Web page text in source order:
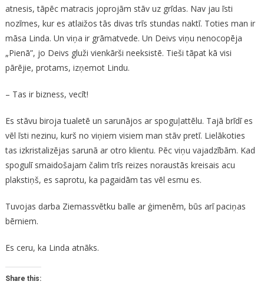
atnesis, tāpēc matracis joprojām stāv uz grīdas. Nav jau īsti
nozīmes, kur es atlaižos tās divas trīs stundas naktī. Toties man ir
māsa Linda. Un viņa ir grāmatvede. Un Deivs viņu nenocopēja
„Pienā”, jo Deivs gluži vienkārši neeksistē. Tieši tāpat kā visi
pārējie, protams, izņemot Lindu.
– Tas ir bizness, vecīt!
Es stāvu biroja tualetē un sarunājos ar spoguļattēlu. Tajā brīdī es
vēl īsti nezinu, kurš no viņiem visiem man stāv pretī. Lielākoties
tas izkristalizējas sarunā ar otro klientu. Pēc viņu vajadzībām. Kad
spogulī smaidošajam čalim trīs reizes noraustās kreisais acu
plakstiņš, es saprotu, ka pagaidām tas vēl esmu es.
Tuvojas darba Ziemassvētku balle ar ģimenēm, būs arī paciņas
bērniem.
Es ceru, ka Linda atnāks.
Share this: